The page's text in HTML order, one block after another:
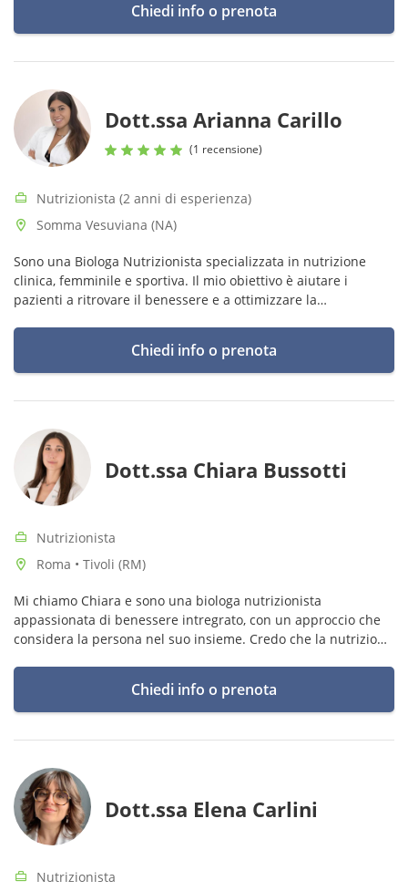
Chiedi info o prenota
Dott.ssa Arianna Carillo
(1 recensione)
Nutrizionista (2 anni di esperienza)
Somma Vesuviana (NA)
Sono una Biologa Nutrizionista specializzata in nutrizione
clinica, femminile e sportiva. Il mio obiettivo è aiutare i
pazienti a ritrovare il benessere e a ottimizzare la
Chiedi info o prenota
Dott.ssa Chiara Bussotti
Nutrizionista
Roma • Tivoli (RM)
Mi chiamo Chiara e sono una biologa nutrizionista
appassionata di benessere intregrato, con un approccio che
considera la persona nel suo insieme. Credo che la nutrizione
Chiedi info o prenota
Dott.ssa Elena Carlini
Nutrizionista